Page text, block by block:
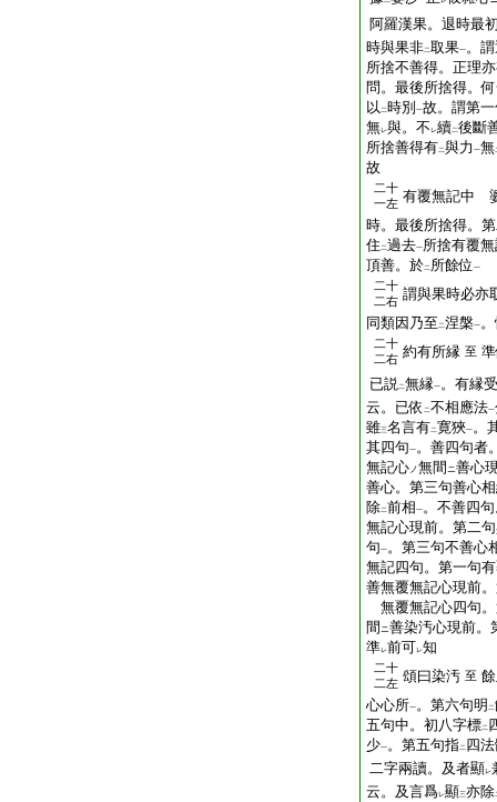
阿羅漢果。退時最
時與果非二取果一。
所捨不善得。正理
問。最後所捨得。
以 二時別 一故。謂第
無レ與。不 レ續二後斷
所捨善得有二與力 一無
故
二十
一左 有覆無記中
時。最後所捨得。
住 二過去一所捨有覆
頂善。於二 所餘位 一
二十
二右 謂與果時必
同類因乃至 二涅槃一
二十
二右 約有所縁 至
已説二無縁一。有縁
云。已依 二不相應法一
雖三名言有二寛狹一。
其四句一。善四句者
無記心ノ無間 ニ善心
善心。第三句善心
除二前相一。不善四
無記心現前。第二
句一。第三句不善心
無記四句。第一句
善無覆無記心現前
無覆無記心四句
間 ニ善染汚心現前。
準レ前可レ知
二十
二左 頌曰染汚 至
心心所一。第六句明 二
五句中。初八字標二
少一。第五句指二 四
二字兩讀。及者顯レ
云。及言爲レ顯三亦除